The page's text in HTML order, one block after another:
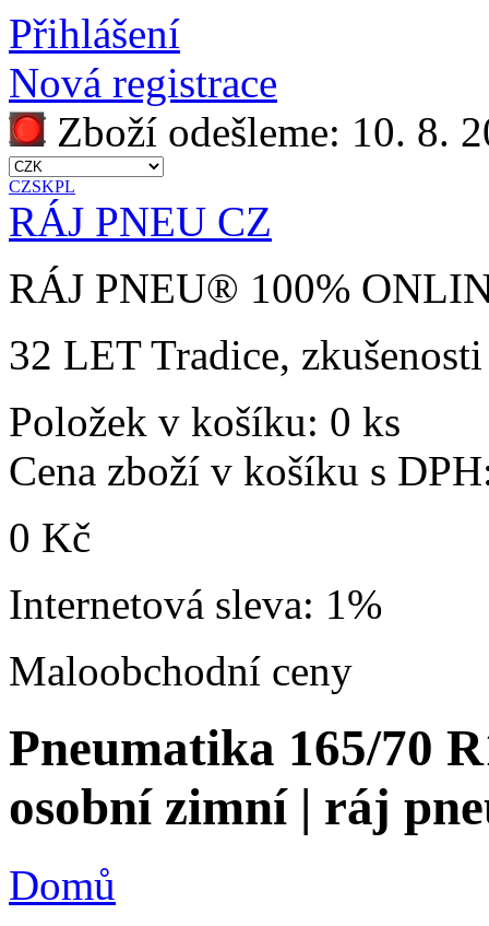
Přihlášení
Nová registrace
Zboží odešleme: 10. 8.
CZSKPL
RÁJ PNEU CZ
RÁJ PNEU® 100%
32 LETTradice, zkušenosti
Položek v košíku: 0 ks
Cena zboží v košíku s
0 Kč
Internetová sleva: 1%
Maloobchodní ceny
Pneumatika 165/70
osobní zimní | ráj
Domů